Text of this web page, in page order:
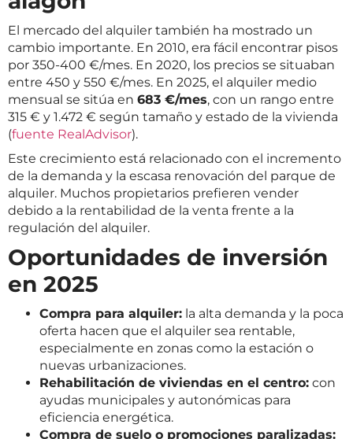
El mercado del alquiler también ha mostrado un
cambio importante. En 2010, era fácil encontrar pisos
por 350-400 €/mes. En 2020, los precios se situaban
entre 450 y 550 €/mes. En 2025, el alquiler medio
mensual se sitúa en 683 €/mes, con un rango entre
315 € y 1.472 € según tamaño y estado de la vivienda
(fuente RealAdvisor).
Este crecimiento está relacionado con el incremento
de la demanda y la escasa renovación del parque de
alquiler. Muchos propietarios prefieren vender
debido a la rentabilidad de la venta frente a la
regulación del alquiler.
Oportunidades de inversión
en 2025
Compra para alquiler: la alta demanda y la poca
oferta hacen que el alquiler sea rentable,
especialmente en zonas como la estación o
nuevas urbanizaciones.
Rehabilitación de viviendas en el centro: con
ayudas municipales y autonómicas para
eficiencia energética.
Compra de suelo o promociones paralizadas: